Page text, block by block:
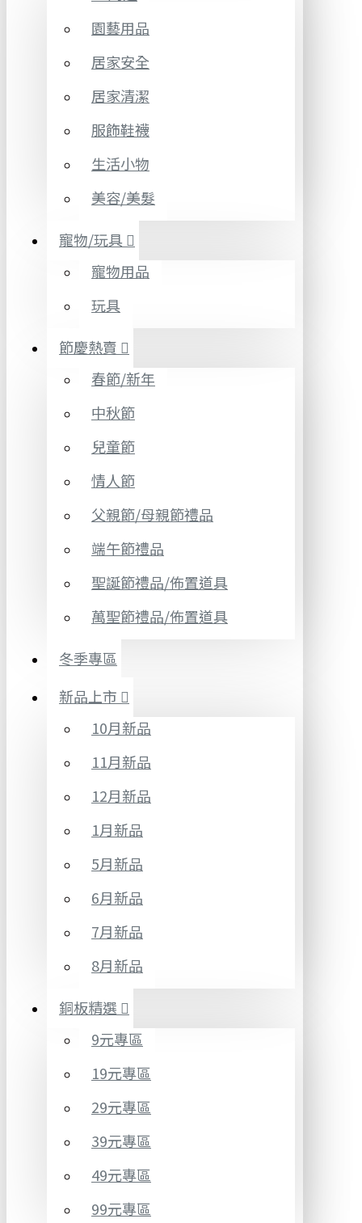
園藝用品
居家安全
居家清潔
服飾鞋襪
生活小物
美容/美髮
寵物/玩具
寵物用品
玩具
節慶熱賣
春節/新年
中秋節
兒童節
情人節
父親節/母親節禮品
端午節禮品
聖誕節禮品/佈置道具
萬聖節禮品/佈置道具
冬季專區
新品上市
10月新品
11月新品
12月新品
1月新品
5月新品
6月新品
7月新品
8月新品
銅板精選
9元專區
19元專區
29元專區
39元專區
49元專區
99元專區